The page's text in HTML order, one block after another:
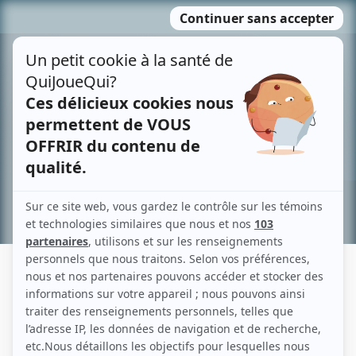
MENU
contenu
Recherche avancée »
ROGER FLORENT
Liens
Fiche de Roger Florent sur Showbizz.net